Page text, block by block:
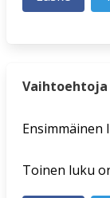
Vaihtoehtoja
Ensimmäinen
Toinen luku